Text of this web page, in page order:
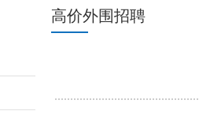
高价外围招聘